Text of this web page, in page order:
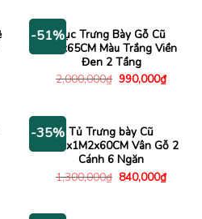
-51%Bục Trưng Bày Gỗ Cũ
2Mx65CM Màu Trắng Viền
Đen 2 Tầng
2,000,000₫ Giá
990,000₫Giá
hiện
-35% Tủ Trưng bày Cũ
1M2x1M2x60CM Vân Gỗ 2
Cánh 6 Ngăn
1,300,000₫ Giá
840,000₫Giá
hiện